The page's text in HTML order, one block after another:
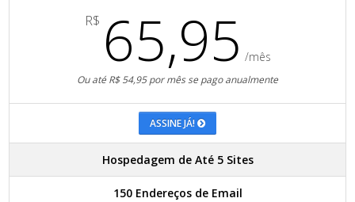
R$ 65,95 /mês
Ou até R$ 54,95 por mês se pago anualmente
ASSINE JÁ!
Hospedagem de Até 5 Sites
150 Endereços de Email